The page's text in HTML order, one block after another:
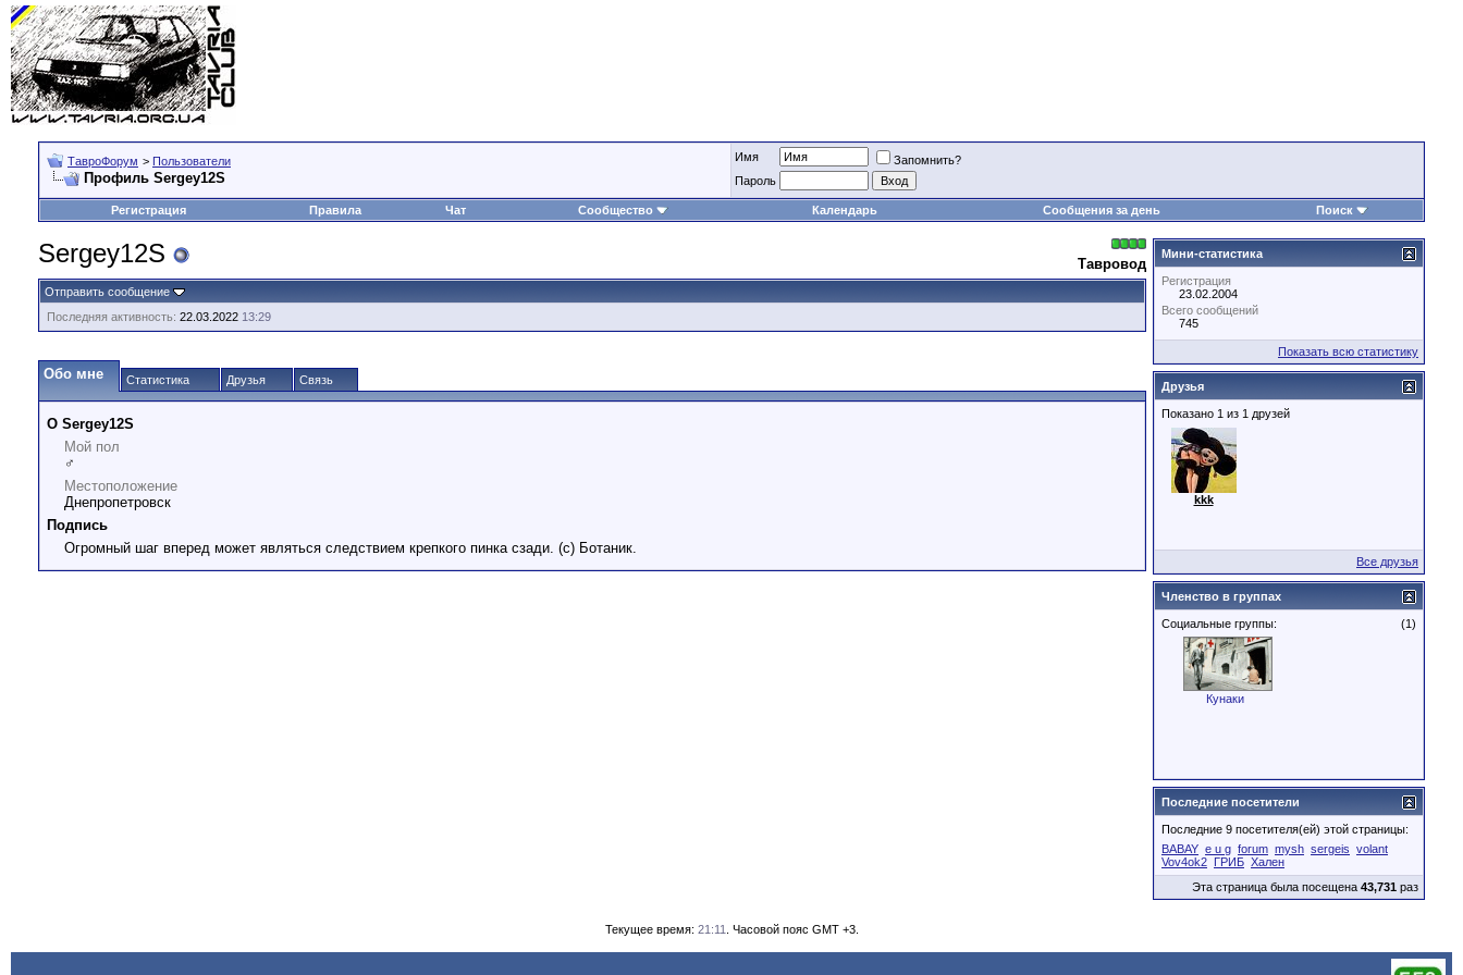
ТавроФорум > Пользователи
Профиль Sergey12S
Имя
Запомнить?
Пароль
Регистрация Правила Чат Сообщество Календарь Сообщения за день Поиск
Тавровод
Sergey12S
Отправить сообщение
Последняя активность: 22.03.2022 13:29
Обо мне Статистика Друзья Связь
О Sergey12S
Мой пол
♂
Местоположение
Днепропетровск
Подпись
Огромный шаг вперед может являться следствием крепкого пинка сзади. (с) Ботаник.
Мини-статистика
Регистрация
23.02.2004
Всего сообщений
745
Показать всю статистику
Друзья
Показано 1 из 1 друзей
kkk
Все друзья
Членство в группах
(1)
Социальные группы:
Кунаки
Последние посетители
Последние 9 посетителя(ей) этой страницы:
BABAY e u g forum mysh sergeis volant
Vov4ok2 ГРИБ Хален
Эта страница была посещена 43,731 раз
Текущее время: 21:11 . Часовой пояс GMT +3.